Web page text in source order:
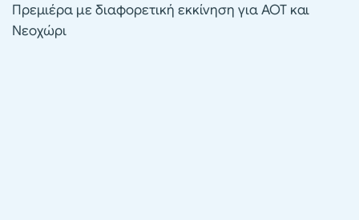
Πρεμιέρα με διαφορετική εκκίνηση για ΑΟΤ και
Νεοχώρι